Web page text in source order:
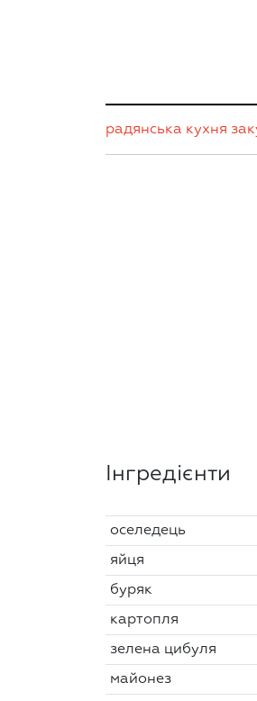
радянська кухня
Інгредієнти
оселедець
яйця
буряк
картопля
зелена цибуля
майонез